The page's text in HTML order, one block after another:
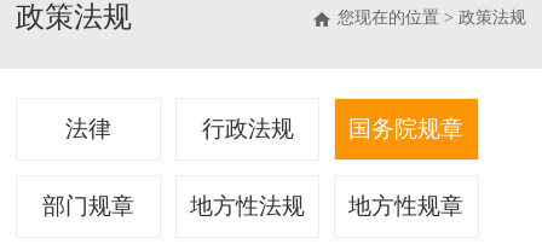
政策法规 您现在的位置 > 政策法规
法律 行政法规 国务院规章
部门规章 地方性法规 地方性规章